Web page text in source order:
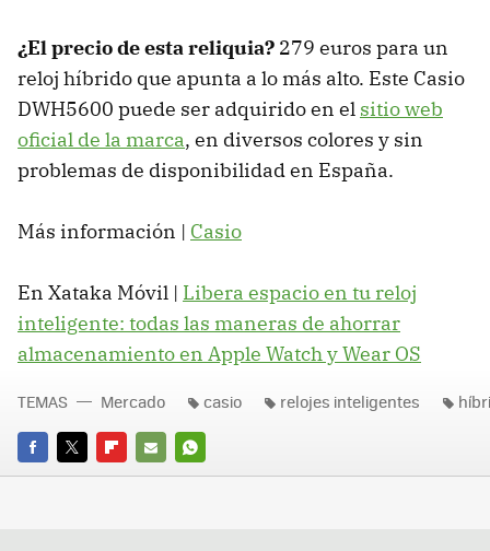
¿El precio de esta reliquia? 279 euros para un
reloj híbrido que apunta a lo más alto. Este Casio
DWH5600 puede ser adquirido en el sitio web
oficial de la marca, en diversos colores y sin
problemas de disponibilidad en España.
Más información | Casio
En Xataka Móvil | Libera espacio en tu reloj
inteligente: todas las maneras de ahorrar
almacenamiento en Apple Watch y Wear OS
FACEBOOK
TWITTERFLIPBOARD
E-
WHATSAPP
TEMAS Mercado casio relojes inteligentes